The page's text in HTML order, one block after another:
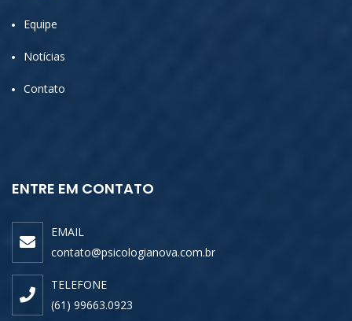
Equipe
Notícias
Contato
ENTRE EM CONTATO
EMAIL
contato@psicologianova.com.br
TELEFONE
(61) 99663.0923